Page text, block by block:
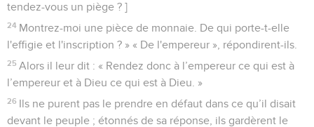
tendez-vous un piège ? ]
24 Montrez-moi une pièce de monnaie. De qui porte-t-elle
l'effigie et l'inscription ? » « De l'empereur », répondirent-ils.
25 Alors il leur dit : « Rendez donc à l’empereur ce qui est à
l’empereur et à Dieu ce qui est à Dieu. »
26 Ils ne purent pas le prendre en défaut dans ce qu’il disait
devant le peuple ; étonnés de sa réponse, ils gardèrent le